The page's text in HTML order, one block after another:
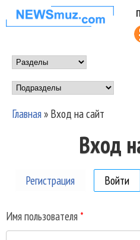
Перейти к
НОВОСТИ
МУЗЫКИ И
ШОУ БИЗНЕСА
NEWSMUZ.COM
Main menu
Подразделы
Вы здесь
Главная» Вход на сайт
Вход
Регистрация Войти
Имя пользователя *